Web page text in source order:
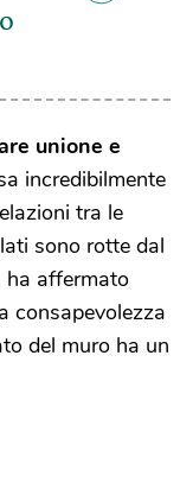
unione e
incredibilmente
tra le
sono rotte dal
ha affermato
consapevolezza
del muro ha un